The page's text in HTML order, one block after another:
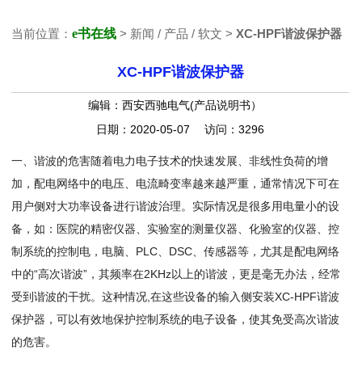
当前位置：e书在线 > 新闻 / 产品 / 软文 >XC-HPF谐波保护器
XC-HPF谐波保护器
编辑：西安西驰电气(产品说明书）
日期：2020-05-07 访问：3296
一、谐波的危害随着电力电子技术的快速发展、非线性负荷的增
加，配电网络中的电压、电流畸变率越来越严重，通常情况下可在
用户侧对大功率设备进行谐波治理。实际情况是很多用电量小的设
备，如：医院的精密仪器、实验室的测量仪器、化验室的仪器、控
制系统的控制电，电脑、PLC、DSC、传感器等，尤其是配电网络
中的“高次谐波”，其频率在2KHz以上的谐波，更是毫无办法，经常
受到谐波的干扰。这种情况,在这些设备的输入侧安装XC-HPF谐波
保护器，可以有效地保护控制系统的电子设备，使其免受高次谐波
的危害。